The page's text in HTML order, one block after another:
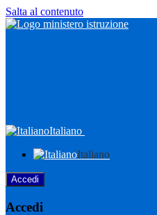
Salta al contenuto
Italiano
Italiano
Accedi
Accedi